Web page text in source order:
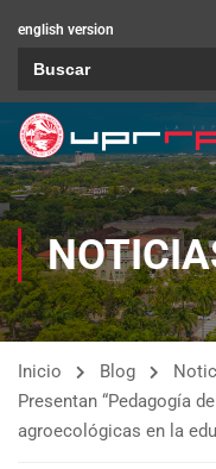
english version
Inicio Blog
Presentan “Pedagogía
agroecológicas en la